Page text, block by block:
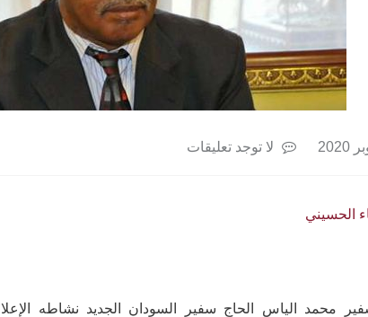
لا توجد تعليقات
الحسيني
محمد الياس الحاج سفير السودان الجديد نشاطه